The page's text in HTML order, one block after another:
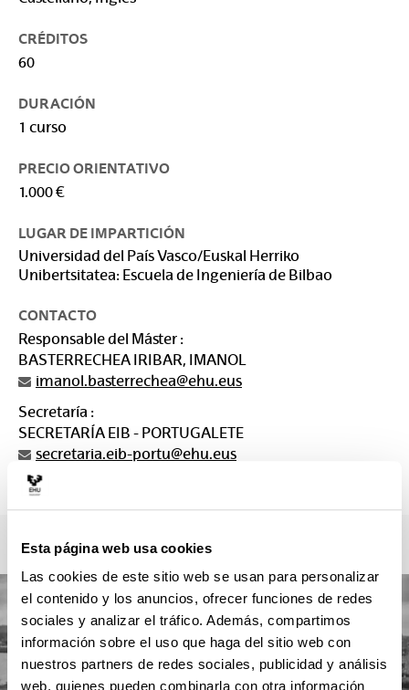
Esta página web usa cookies
Las cookies de este sitio web se usan para personalizar
el contenido y los anuncios, ofrecer funciones de redes
sociales y analizar el tráfico. Además, compartimos
información sobre el uso que haga del sitio web con
nuestros partners de redes sociales, publicidad y análisis
web, quienes pueden combinarla con otra información
CRÉDITOS
60
DURACIÓN
1 curso
PRECIO ORIENTATIVO
1.000 €
LUGAR DE IMPARTICIÓN
Universidad del País Vasco/Euskal Herriko
Unibertsitatea: Escuela de Ingeniería de Bilbao
CONTACTO
Responsable del Máster :
BASTERRECHEA IRIBAR, IMANOL
imanol.basterrechea@ehu.eus
Secretaría :
SECRETARÍA EIB - PORTUGALETE
secretaria.eib-portu@ehu.eus
946014881